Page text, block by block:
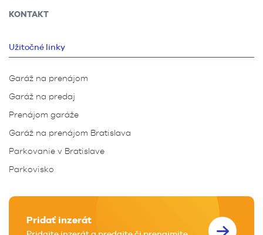
KONTAKT
Užitočné linky
Garáž na prenájom
Garáž na predaj
Prenájom garáže
Garáž na prenájom Bratislava
Parkovanie v Bratislave
Parkovisko
Pridať inzerát